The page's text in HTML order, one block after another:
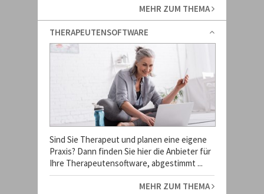
MEHR ZUM THEMA
THERAPEUTENSOFTWARE
Sind Sie Therapeut und planen eine eigene
Praxis? Dann finden Sie hier die Anbieter für
Ihre Therapeutensoftware, abgestimmt ...
MEHR ZUM THEMA